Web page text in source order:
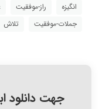
انگیزه راز-موفقیت
جملات-موفقیت
تلاش
جهت دانلود